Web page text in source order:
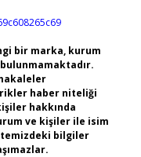
bir marka, kurum
haber niteliği
hakkında
ve kişiler ile isim
bilgiler